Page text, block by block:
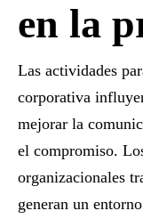
en la
Las actividades
corporativa
mejorar la
el compromiso.
organizacionales
generan un